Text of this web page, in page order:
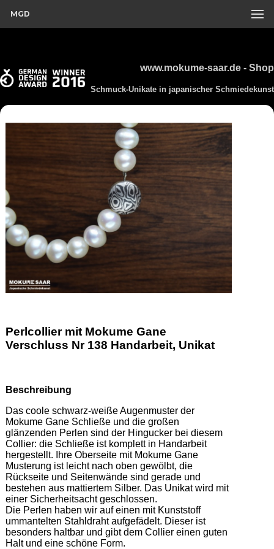
MGD
www.mokume-saar.de - Shop
Schmuck-Unikate in japanischer Schmiedekunst
Perlcollier mit Mokume Gane
Verschluss Nr 138 Handarbeit, Unikat
Beschreibung
Das coole schwarz-weiße Augenmuster der
Mokume Gane Schließe und die großen
glänzenden Perlen sind der Hingucker bei diesem
Collier: die Schließe ist komplett in Handarbeit
hergestellt. Ihre Oberseite mit Mokume Gane
Musterung ist leicht nach oben gewölbt, die
Rückseite und Seitenwände sind gerade und
bestehen aus mattiertem Silber. Das Unikat wird mit
einer Sicherheitsacht geschlossen.
Die Perlen haben wir auf einen mit Kunststoff
ummantelten Stahldraht aufgefädelt. Dieser ist
besonders haltbar und gibt dem Collier einen guten
Halt und eine schöne Form.